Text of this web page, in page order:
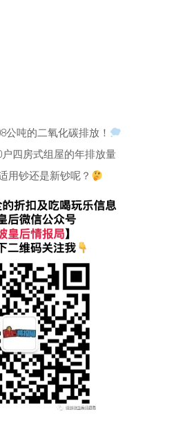
公吨的二氧化碳排放！
四房式组屋的年排放量
用钞还是新钞呢？